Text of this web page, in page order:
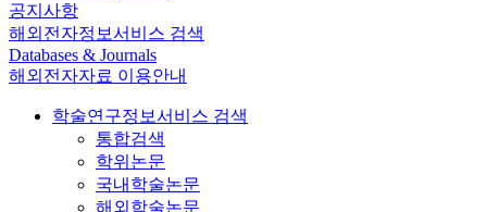
공지사항
해외전자정보서비스 검색
Databases & Journals
해외전자자료 이용안내
학술연구정보서비스 검색
통합검색
학위논문
국내학술논문
해외학술논문